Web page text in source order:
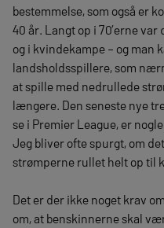
bestemmelse, som også er
40 år. Langt op i 70’erne
og i kvindekampe – og man
landsholdsspillere, som
at spille med nedrullede
længere. Den seneste nye
se i Premier League, er
Jeg bliver ofte spurgt, om
strømperne rullet helt op til
Det er der ikke noget krav
om, at benskinnerne skal